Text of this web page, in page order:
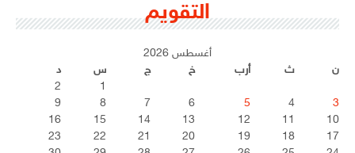
التقويم
أغسطس 2026
ن
ث أرب خ ج س
د
1
2
3
4
5
6
7
8
9
10
11
12
13
14
15
16
17
18
19
20
21
22
23